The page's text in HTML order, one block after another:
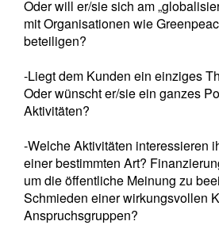
Oder will er/sie sich am
mit Organisationen wie
beteiligen?
-Liegt dem Kunden ein einziges
Oder wünscht er/sie ein ganzes
Aktivitäten?
-Welche Aktivitäten interessieren
einer bestimmten Art?
um die öffentliche Meinung zu
Schmieden einer wirkungsvollen
Anspruchsgruppen?